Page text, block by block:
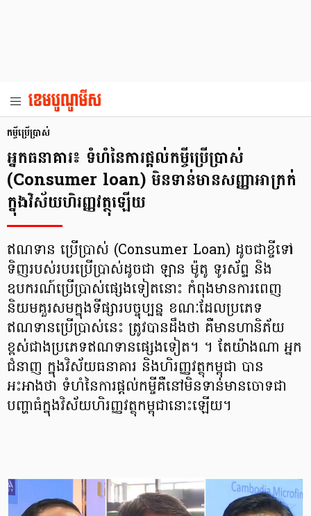
កម្ចីប្រើប្រាស់​
អ្នកធនាគារ៖ ទំហំនៃការផ្ដល់កម្ចីប្រើប្រាស់
(Consumer loan) មិនទាន់មានសញ្ញាអាក្រក់
ក្នុងវិស័យហិរញ្ញវត្ថុឡើយ
ឥណទាន ប្រើប្រាស់ (Consumer Loan) ដូចជាខ្ចីទៅ
ទិញរបស់របរប្រើប្រាស់ដូចជា ឡាន ម៉ូតូ ទូរស័ព្ទ និង
ឧបករណ៍ប្រើប្រាស់ផ្សេងទៀតនោះ កំពុងមានការពេញ
និយមគួរសមក្នុងទីផ្សារបច្ចុប្បន្ន ខណៈដែលប្រភេទ
ឥណទានប្រើប្រាស់នេះ ត្រូវបានដឹងថា គឺមានហានិភ័យ
ខ្ពស់ជាងប្រភេទឥណទានផ្សេងទៀត។ ។ តែយ៉ាងណា អ្នក
ជំនាញ ក្នុងវិស័យធនាគារ និងហិរញ្ញវត្ថុកម្ពុជា បាន
អះអាងថា ទំហំនៃការផ្ដល់កម្ចីគឺនៅមិនទាន់មានចោទជា
បញ្ហាធំក្នុងវិស័យហិរញ្ញវត្ថុកម្ពុជានោះឡើយ។